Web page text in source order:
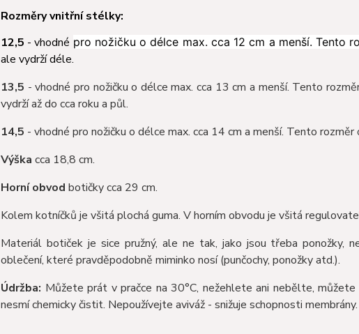
Rozměry vnitřní stélky:
12,5 - vhodné pro nožičku o délce max. cca 12 cm a menší. Tento
ale vydrží déle.
13,5 - vhodné pro nožičku o délce max. cca 13 cm a menší. Tento
vydrží až do cca roku a půl.
14,5 - vhodné pro nožičku o délce max. cca 14 cm a menší. Tento
Výška cca 18,8 cm.
Horní obvod botičky cca 29 cm.
Kolem kotníčků je všitá plochá guma. V horním obvodu je všitá
Materiál botiček je sice pružný, ale ne tak, jako jsou třeba ponožky,
oblečení, které pravděpodobně miminko nosí (punčochy, ponožky atd.).
Údržba: Můžete prát v pračce na 30°C, nežehlete ani nebělte,
nesmí chemicky čistit. Nepoužívejte aviváž - snižuje schopnosti membrány.